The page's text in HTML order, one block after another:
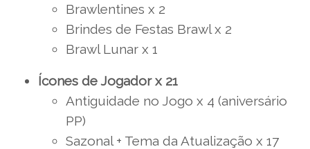
Brawlentines x 2
Brindes de Festas Brawl x 2
Brawl Lunar x 1
Ícones de Jogador x 21
Antiguidade no Jogo x 4 (aniversário
PP)
Sazonal + Tema da Atualização x 17